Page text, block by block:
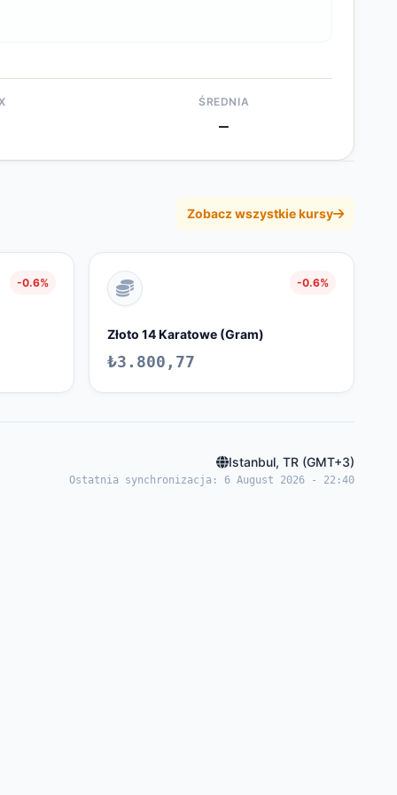
ŚREDNIA
—
Zobacz wszystkie kursy
-0.6% -0.6%
Złoto 14 Karatowe (Gram)
₺3.800,77
Istanbul, TR (GMT+3)
Ostatnia synchronizacja: 6 August 2026 - 22:40